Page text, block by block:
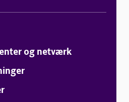
og netværk